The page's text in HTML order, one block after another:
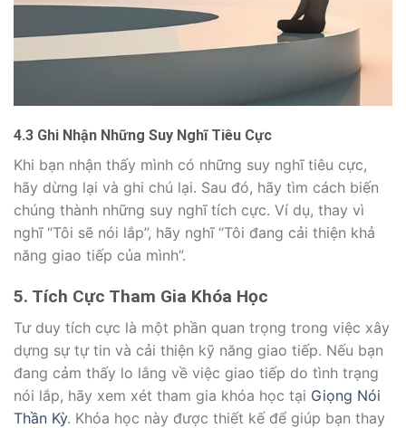
4.3 Ghi Nhận Những Suy Nghĩ Tiêu Cực
Khi bạn nhận thấy mình có những suy nghĩ tiêu cực,
hãy dừng lại và ghi chú lại. Sau đó, hãy tìm cách biến
chúng thành những suy nghĩ tích cực. Ví dụ, thay vì
nghĩ “Tôi sẽ nói lắp”, hãy nghĩ “Tôi đang cải thiện khả
năng giao tiếp của mình”.
5. Tích Cực Tham Gia Khóa Học
Tư duy tích cực là một phần quan trọng trong việc xây
dựng sự tự tin và cải thiện kỹ năng giao tiếp. Nếu bạn
đang cảm thấy lo lắng về việc giao tiếp do tình trạng
nói lắp, hãy xem xét tham gia khóa học tại Giọng Nói
Thần Kỳ. Khóa học này được thiết kế để giúp bạn thay